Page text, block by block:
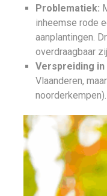
Problematiek:
inheemse rode
aanplantingen.
overdraagbaar
Verspreiding in
Vlaanderen,
noorderkempen).